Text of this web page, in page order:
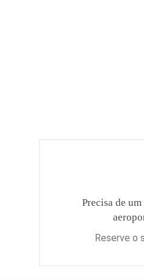
Precisa de
Reserve o